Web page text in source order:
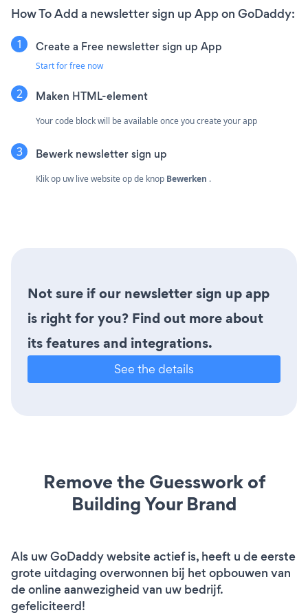
How To Add a newsletter sign up App on GoDaddy:
Create a Free newsletter sign up App
Start for free now
Maken HTML-element
Your code block will be available once you create your app
Bewerk newsletter sign up
Klik op uw live website op de knop Bewerken .
Not sure if our newsletter sign up app
is right for you? Find out more about
its features and integrations.
See the details
Remove the Guesswork of
Building Your Brand
Als uw GoDaddy website actief is, heeft u de eerste
grote uitdaging overwonnen bij het opbouwen van
de online aanwezigheid van uw bedrijf.
gefeliciteerd!